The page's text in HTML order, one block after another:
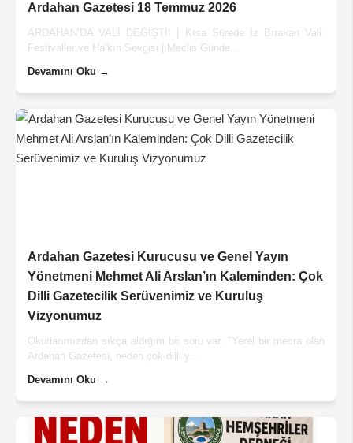
Ardahan Gazetesi 18 Temmuz 2026
ARDAHAN’DA VALİ DEĞİŞTİ! | Kısa Sürede İz Bırakan Vali:
Festivaller ve Halkın Sevgisi | Meclis Günde...
Devamını Oku →
Ardahan Gazetesi Kurucusu ve Genel Yayın
Yönetmeni Mehmet Ali Arslan’ın Kaleminden: Çok
Dilli Gazetecilik Serüvenimiz ve Kuruluş
Vizyonumuz
Okurlarımızdan sıkça aldığım bir soru var: "Yerel bir mecra olan
Ardahan Gazetesi, neden çok dilli y...
Devamını Oku →